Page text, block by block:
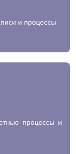
и процессы
процессы и